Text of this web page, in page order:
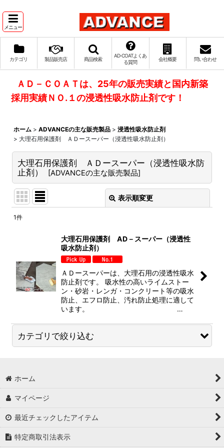
メニュー
カテゴリ 製品販売店 商品検索
AD‐COATよくあ
る質問
会社概要 問い合わせ
ＡＤ－ＣＯＡＴは、25年の販売実績と国内新築
採用実績ＮＯ.１の浸透性吸水防止剤です！
ホーム > ADVANCEの主な販売製品 > 浸透性吸水防止剤
> 大理石用保護剤 ＡＤースーパー（浸透性吸水防止剤）
大理石用保護剤 ＡＤースーパー（浸透性吸水防
止剤）
[ADVANCEの主な販売製品]
表示順変更
絞り込む
1件
大理石用保護剤 AD－スーパー（浸透性
吸水防止剤）
ＡＤースーパーは、大理石用の浸透性吸水
防止剤です。 吸水性の高いライムストー
ン・砂岩・レンガ・コンクリート等の吸水
防止、エフロ防止、汚れ防止処理に適して
います。 …
カテゴリで絞り込む
軟石用保護剤 ＡＤースーパーII（砂岩・十和田・大谷
石・溶岩・琉球石灰岩用浸透性吸水防止剤））
御影石用保護剤 ＡＤ－ホワイト（浸透性吸水防止剤）
ホーム
マイページ
最近チェックしたアイテム
特定商取引法表示